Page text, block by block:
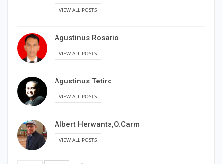
VIEW ALL POSTS
VIEW ALL POSTS
VIEW ALL POSTS
VIEW ALL POSTS
NEXT